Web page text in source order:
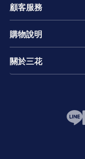
顧客服務
購物說明
關於三花